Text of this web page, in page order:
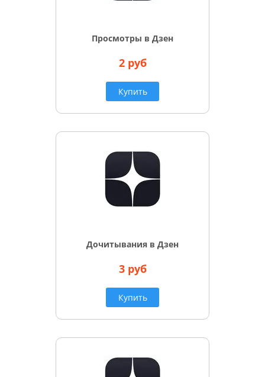
Просмотры в Дзен
2 руб
Купить
Дочитывания в Дзен
3 руб
Купить